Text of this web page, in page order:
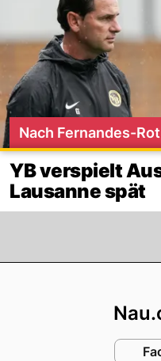
Nach Fernandes-Rot
YB verspielt
Lausanne spät